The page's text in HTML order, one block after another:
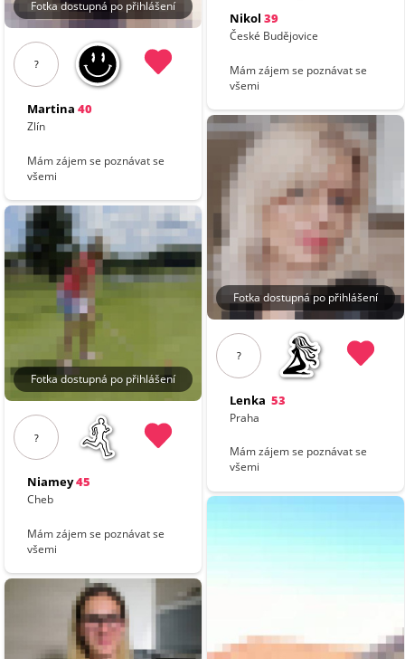
Fotka dostupná po přihlášení
?
Martina 40
Zlín
Mám zájem se poznávat se
všemi
Fotka dostupná po přihlášení
?
Niamey45
Cheb
Mám zájem se poznávat se
všemi
Nikol 39
České Budějovice
Mám zájem se poznávat se
všemi
Fotka dostupná po přihlášení
?
Lenka 53
Praha
Mám zájem se poznávat se
všemi